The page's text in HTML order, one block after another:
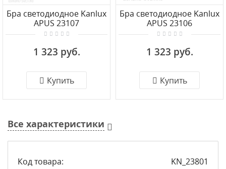
Бра светодиодное Kanlux
APUS 23107
1 323 руб.
Купить
Бра светодиодное Kanlux
APUS 23106
1 323 руб.
Купить
Все характеристики
Код товара:
KN_23801